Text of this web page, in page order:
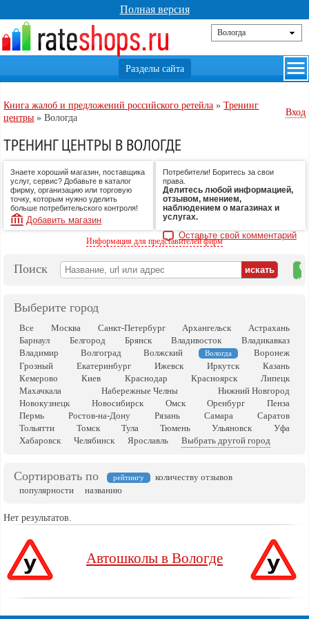
Полная версия
Книга жалоб и предложений российского ретейла »Тренинг
центры »Вологда
Вход
ТРЕНИНГ ЦЕНТРЫ В ВОЛОГДЕ
Знаете хороший магазин, поставщика
услуг, сервис? Добавьте в каталог
фирму, организацию или торговую
точку, которым нужно уделить
больше потребительского контроля!
Добавить магазин
Потребители! Боритесь за свои
права.
Делитесь любой информацией,
отзывом, мнением,
наблюдением о магазинах и
услугах.
Оставьте свой комментарий
Информация для представителей фирм
Поиск
на
Выберите город
Все Москва Санкт-Петербург Архангельск
Астрахань
Барнаул
Белгород Брянск Владивосток
Владикавказ
Владимир
Волгоград Волжский Вологда
Воронеж
Грозный
Екатеринбург Ижевск Иркутск
Казань
Кемерово
Киев Краснодар Красноярск
Липецк
Махачкала
Набережные Челны
Нижний Новгород
Новокузнецк
Новосибирск Омск Оренбург
Пенза
Пермь
Ростов-на-Дону Рязань Самара
Саратов
Тольятти
Томск Тула Тюмень Ульяновск
Уфа
Хабаровск
Челябинск Ярославль Выбрать другой город
Сортировать по рейтингу
количеству отзывов
популярности
названию
Нет результатов.
Автошколы в Вологде